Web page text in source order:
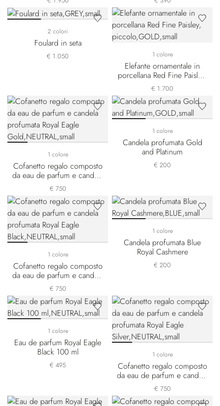
2 colori
Foulard in seta
€ 1.050 1 colore
Elefante ornamentale in
porcellana Red Fine Paisley,
piccolo
€ 1.700
1 colore
Cofanetto regalo composto
da eau de parfum e candela
profumata Royal Eagle Gold
€ 750
1 colore
Candela profumata Gold
and Platinum
€ 200
1 colore
Cofanetto regalo composto
da eau de parfum e candela
profumata Royal Eagle Black
€ 750
1 colore
Candela profumata Blue
Royal Cashmere
€ 200
1 colore
Eau de parfum Royal Eagle
Black 100 ml
€ 495
1 colore
Cofanetto regalo composto
da eau de parfum e candela
profumata Royal Eagle
Silver
€ 750